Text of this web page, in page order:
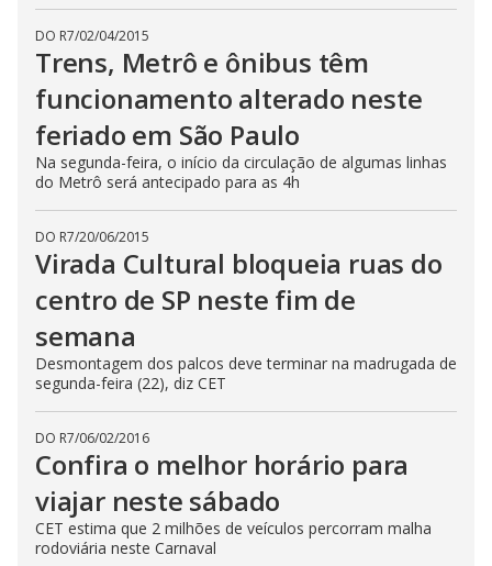
DO R7/02/04/2015
Trens, Metrô e ônibus têm
funcionamento alterado neste
feriado em São Paulo
Na segunda-feira, o início da circulação de algumas linhas
do Metrô será antecipado para as 4h
DO R7/20/06/2015
Virada Cultural bloqueia ruas do
centro de SP neste fim de
semana
Desmontagem dos palcos deve terminar na madrugada de
segunda-feira (22), diz CET
DO R7/06/02/2016
Confira o melhor horário para
viajar neste sábado
CET estima que 2 milhões de veículos percorram malha
rodoviária neste Carnaval